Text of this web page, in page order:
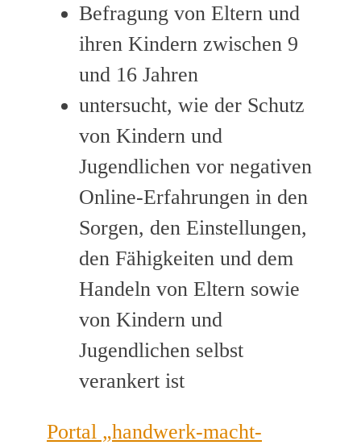
Befragung von Eltern und
ihren Kindern zwischen 9
und 16 Jahren
untersucht, wie der Schutz
von Kindern und
Jugendlichen vor negativen
Online-Erfahrungen in den
Sorgen, den Einstellungen,
den Fähigkeiten und dem
Handeln von Eltern sowie
von Kindern und
Jugendlichen selbst
verankert ist
Portal „handwerk-macht-